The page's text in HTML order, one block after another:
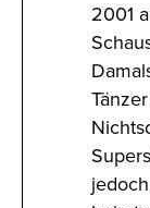
2001